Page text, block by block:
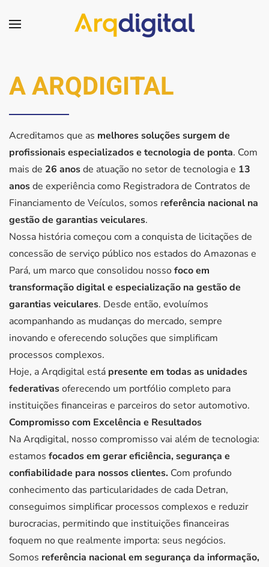
Skip to main content
A ARQDIGITAL
Acreditamos que as melhores soluções surgem de
profissionais especializados e tecnologia de ponta. Com
mais de 26 anosde atuação no setor de tecnologia e 13
anosde experiência como Registradora de Contratos de
Financiamento de Veículos, somos referência nacional na
gestão de garantias veiculares.
Nossa história começou com a conquista de licitações de
concessão de serviço público nos estados do Amazonas e
Pará, um marco que consolidou nossofoco em
transformação digital e especialização na gestão de
garantias veiculares. Desde então, evoluímos
acompanhando as mudanças do mercado, sempre
inovando e oferecendo soluções que simplificam
processos complexos.
Hoje, a Arqdigital está presente em todas as unidades
federativasoferecendo um portfólio completo para
instituições financeiras e parceiros do setor automotivo.
Compromisso com Excelência e Resultados
Na Arqdigital, nosso compromisso vai além de tecnologia:
estamos focados em gerar eficiência, segurança e
confiabilidade para nossos clientes. Com profundo
conhecimento das particularidades de cada Detran,
conseguimos simplificar processos complexos e reduzir
burocracias, permitindo que instituições financeiras
foquem no que realmente importa: seus negócios.
Somos referência nacional em segurança da informação,